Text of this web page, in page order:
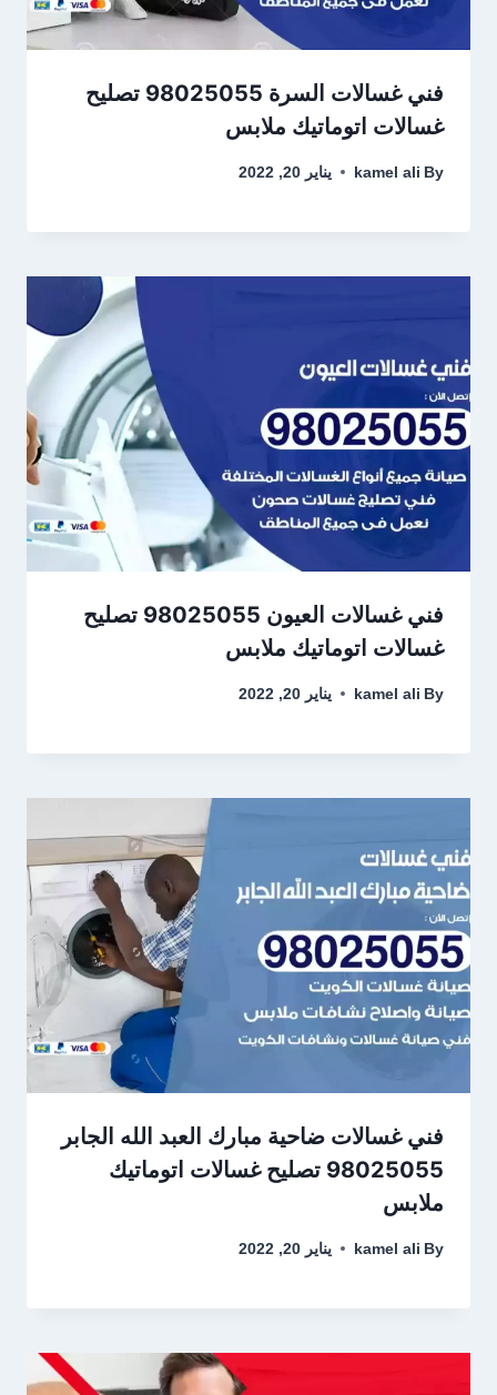
فني غسالات السرة 98025055 تصليح
غسالات اتوماتيك ملابس
By
kamel ali يناير 20, 2022
فني غسالات العيون 98025055 تصليح
غسالات اتوماتيك ملابس
By
kamel ali يناير 20, 2022
فني غسالات ضاحية مبارك العبد الله الجابر
98025055 تصليح غسالات اتوماتيك
ملابس
By
kamel ali يناير 20, 2022